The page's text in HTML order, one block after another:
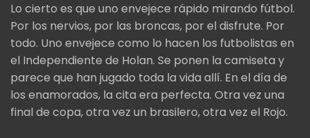
Lo cierto es que uno envejece rápido mirando fútbol.
Por los nervios, por las broncas, por el disfrute. Por
todo. Uno envejece como lo hacen los futbolistas en
el Independiente de Holan. Se ponen la camiseta y
parece que han jugado toda la vida allí. En el día de
los enamorados, la cita era perfecta. Otra vez una
final de copa, otra vez un brasilero, otra vez el Rojo.